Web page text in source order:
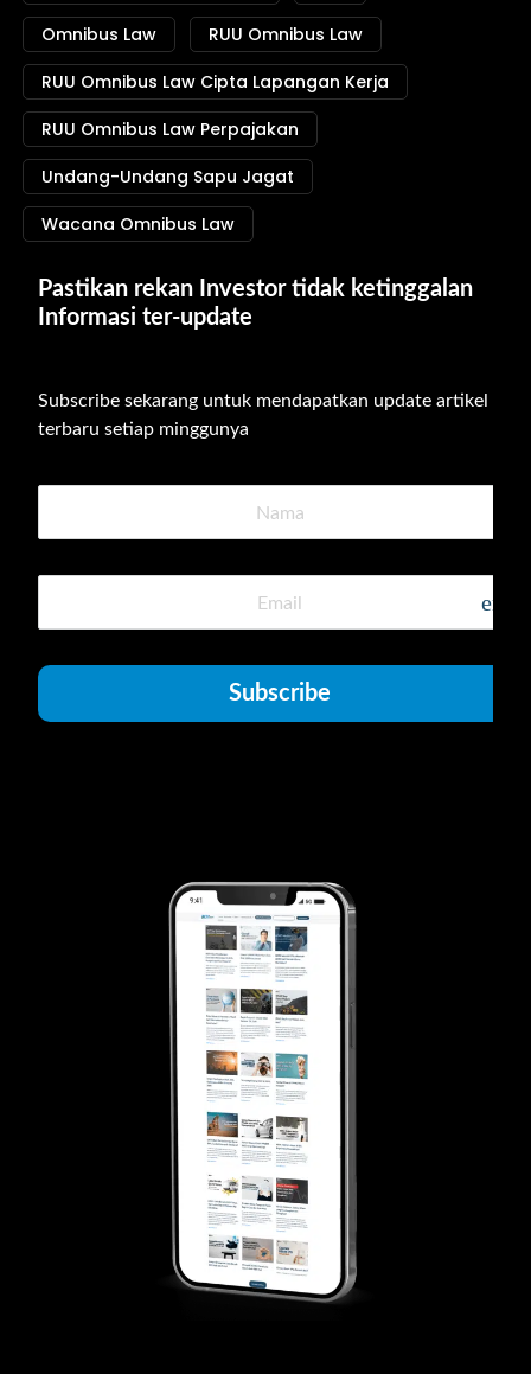
Omnibus Law
RUU Omnibus Law
RUU Omnibus Law Cipta Lapangan Kerja
RUU Omnibus Law Perpajakan
Undang-Undang Sapu Jagat
Wacana Omnibus Law
Pastikan rekan Investor tidak ketinggalan
Informasi ter-update
Subscribe sekarang untuk mendapatkan update artikel
terbaru setiap minggunya
Subscribe